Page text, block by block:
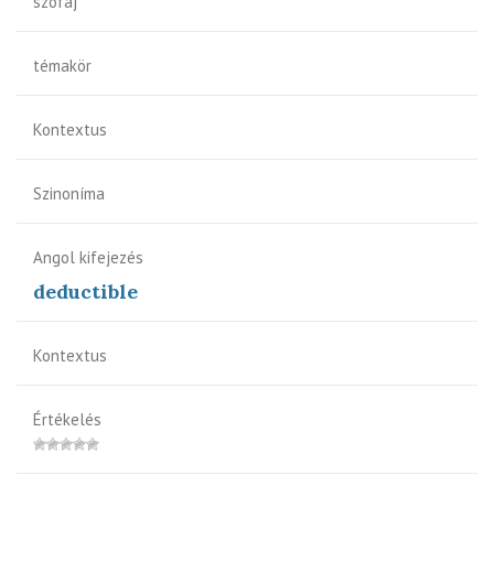
témakör
Kontextus
Szinoníma
Angol kifejezés
deductible
Kontextus
Értékelés